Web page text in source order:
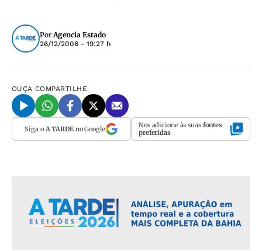
PorAgencia Estado
26/12/2006 - 19:27 h
OUÇA COMPARTILHE
Siga o A TARDEno Google Nos adicione às suas fontes
preferidas